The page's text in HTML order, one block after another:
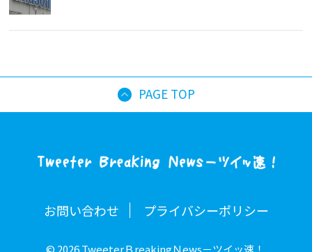
PAGE TOP
お問い合わせ プライバシーポリシー
© 2026 TweeterＢreakingＮews－ツイッ速！.